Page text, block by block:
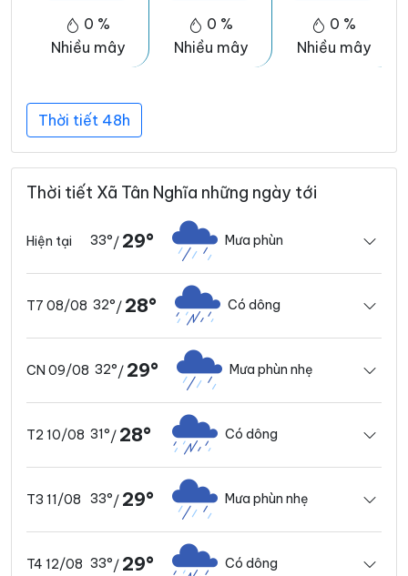
0 %
Nhiều mây
0 %
Nhiều mây
0 %
Nhiều mây
Thời tiết 48h
Thời tiết Xã Tân Nghĩa những ngày tới
Hiện tại 33°/ 29° Mưa phùn
T7 08/08 32°/ 28° Có dông
CN 09/08 32°/ 29° Mưa phùn nhẹ
T2 10/08 31°/ 28° Có dông
T3 11/08 33°/ 29° Mưa phùn nhẹ
T4 12/08 33°/ 29° Có dông